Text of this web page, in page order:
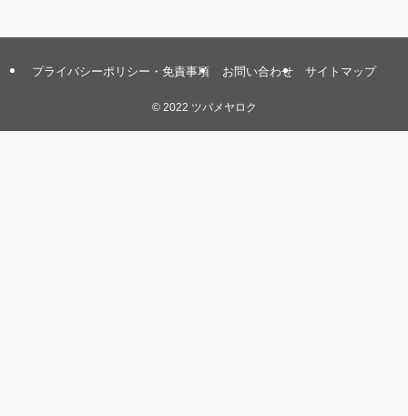
プライバシーポリシー・免責事項 お問い合わせ サイトマップ
©2022 ツバメヤロク